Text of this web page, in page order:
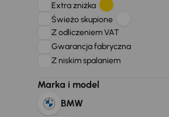
Extra zniżka
Świeżo skupione
Z odliczeniem VAT
Gwarancja fabryczna
Z niskim spalaniem
Marka i model
BMW